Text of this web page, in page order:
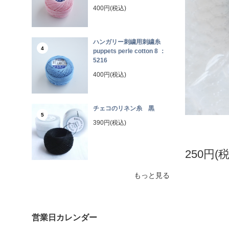
400円(税込)
4
ハンガリー刺繍用刺繍糸
puppets perle cotton 8 ：
5216
400円(税込)
5
チェコのリネン糸 黒
390円(税込)
もっと見る
営業日カレンダー
250円(